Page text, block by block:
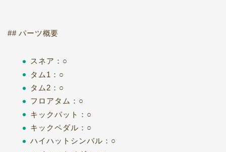
## パーツ概要
スネア：○
タム1：○
タム2：○
フロアタム：○
キックパット：○
キックペダル：○
ハイハットシンバル：○